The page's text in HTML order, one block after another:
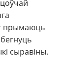
прымаюць
сыравіны.